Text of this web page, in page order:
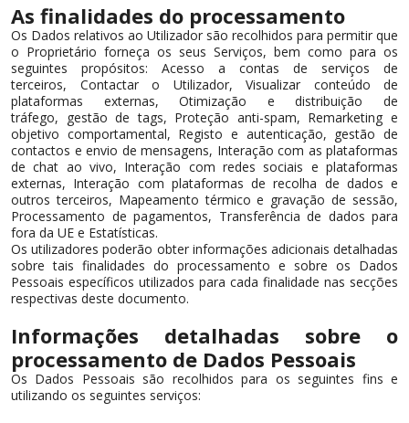
As finalidades do processamento
Os Dados relativos ao Utilizador são recolhidos para permitir que
o Proprietário forneça os seus Serviços, bem como para os
seguintes propósitos: Acesso a contas de serviços de
terceiros, Contactar o Utilizador, Visualizar conteúdo de
plataformas externas, Otimização e distribuição de
tráfego, gestão de tags, Proteção anti-spam, Remarketing e
objetivo comportamental, Registo e autenticação, gestão de
contactos e envio de mensagens, Interação com as plataformas
de chat ao vivo, Interação com redes sociais e plataformas
externas, Interação com plataformas de recolha de dados e
outros terceiros, Mapeamento térmico e gravação de sessão,
Processamento de pagamentos, Transferência de dados para
fora da UE e Estatísticas.
Os utilizadores poderão obter informações adicionais detalhadas
sobre tais finalidades do processamento e sobre os Dados
Pessoais específicos utilizados para cada finalidade nas secções
respectivas deste documento.
Informações detalhadas sobre o
processamento de Dados Pessoais
Os Dados Pessoais são recolhidos para os seguintes fins e
utilizando os seguintes serviços: